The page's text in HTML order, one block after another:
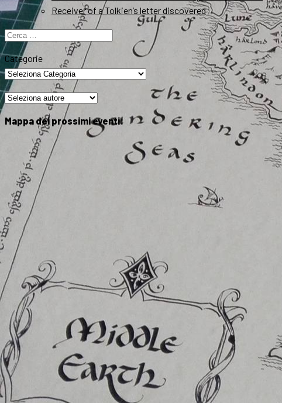
Receiver of a Tolkien’s letter discovered
Ricerca
per:
Categorie
Mappa dei prossimi eventi: